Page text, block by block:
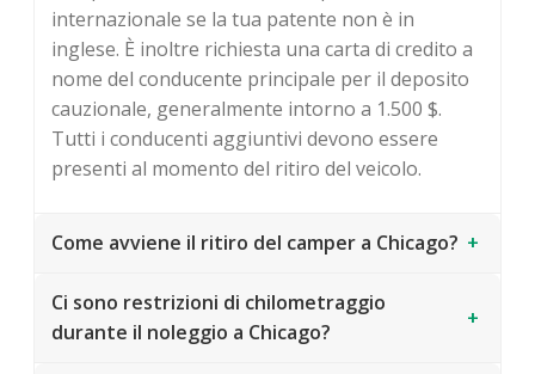
internazionale se la tua patente non è in
inglese. È inoltre richiesta una carta di credito a
nome del conducente principale per il deposito
cauzionale, generalmente intorno a 1.500 $.
Tutti i conducenti aggiuntivi devono essere
presenti al momento del ritiro del veicolo.
Come avviene il ritiro del camper a Chicago? +
Ci sono restrizioni di chilometraggio
durante il noleggio a Chicago?
+